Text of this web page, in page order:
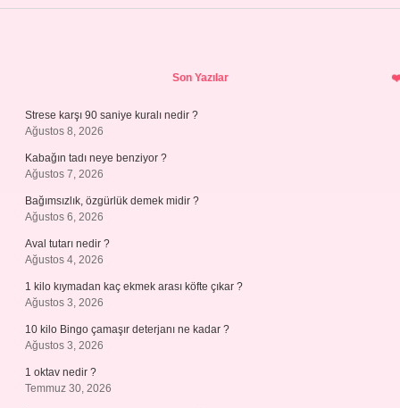
Son Yazılar
Strese karşı 90 saniye kuralı nedir ?
Ağustos 8, 2026
Kabağın tadı neye benziyor ?
Ağustos 7, 2026
Bağımsızlık, özgürlük demek midir ?
Ağustos 6, 2026
Aval tutarı nedir ?
Ağustos 4, 2026
1 kilo kıymadan kaç ekmek arası köfte çıkar ?
Ağustos 3, 2026
10 kilo Bingo çamaşır deterjanı ne kadar ?
Ağustos 3, 2026
1 oktav nedir ?
Temmuz 30, 2026